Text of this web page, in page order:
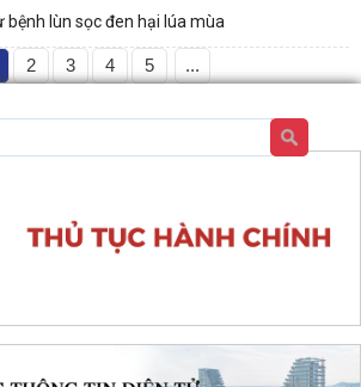
bệnh lùn sọc đen hại lúa mùa
2 3 4 5 ...